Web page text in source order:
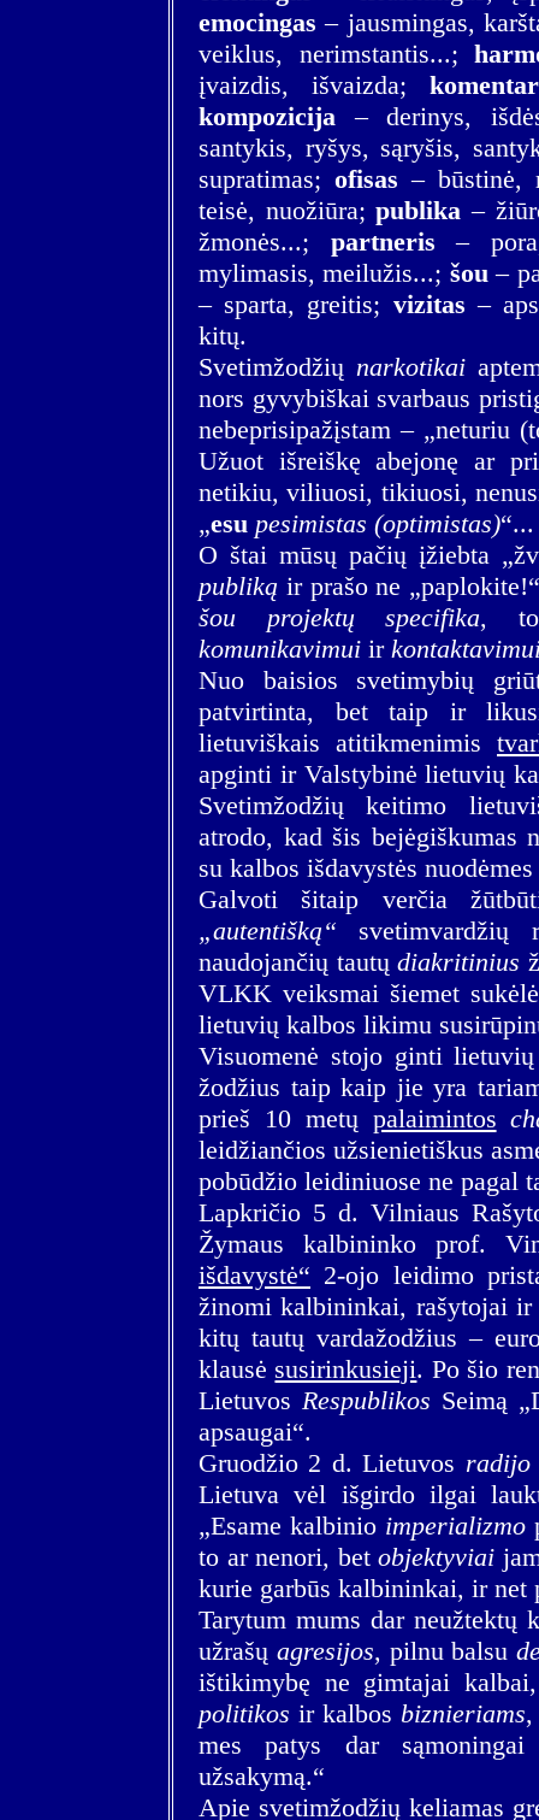
emocingas – jausmingas,
veiklus, nerimstantis...;
įvaizdis, išvaizda;
kompozicija – derinys,
santykis, ryšys, sąryšis,
supratimas; ofisas – būstinė,
teisė, nuožiūra;publika –
žmonės...; partneris –
mylimasis, meilužis...; šou–
– sparta, greitis; vizitas –
kitų.
Svetimžodžių narkotikai
nors gyvybiškai svarbaus
nebeprisipažįstam – „neturiu
Užuot išreiškę abejonę ar
netikiu, viliuosi, tikiuosi,
„esu pesimistas (optimistas)“...
O štai mūsų pačių įžiebta
publiką ir prašo ne
šou projektų specifika,
komunikavimui ir
Nuo baisios svetimybių
patvirtinta, bet taip ir
lietuviškais atitikmenimis
apginti ir Valstybinė lietuvių
Svetimžodžių keitimo
atrodo, kad šis
su kalbos išdavystės
Galvoti šitaip verčia
„autentišką“ svetimvardžių
naudojančių tautųdiakritinius
VLKK veiksmai šiemet
lietuvių kalbos likimu
Visuomenė stojo ginti
žodžius taip kaip jie yra
prieš 10 metų palaimintos
leidžiančios užsienietiškus
pobūdžio leidiniuose ne pagal
Lapkričio 5 d. Vilniaus
Žymaus kalbininko prof.
išdavystė“ 2-ojo leidimo
žinomi kalbininkai, rašytojai
kitų tautų vardažodžius –
klausė susirinkusieji. Po šio
Lietuvos Respublikos Seimą
apsaugai“.
Gruodžio 2 d. Lietuvos radijo
Lietuva vėl išgirdo ilgai
„Esame kalbinio imperializmo
to ar nenori, bet objektyviai
kurie garbūs kalbininkai, ir
Tarytum mums dar neužtektų
užrašų agresijos, pilnu balsu
ištikimybę ne gimtajai
politikos ir kalbos biznieriams
mes patys dar
užsakymą.“
Apie svetimžodžių keliamas